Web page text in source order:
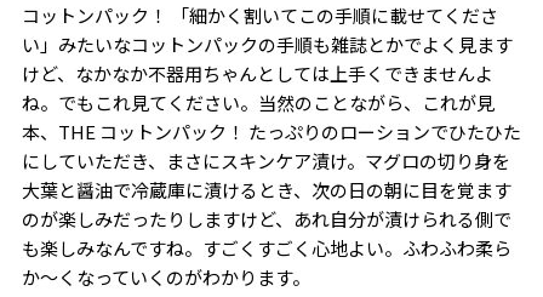
コットンパック！ 「細かく割いてこの手順に載せてくださ
い」みたいなコットンパックの手順も雑誌とかでよく見ます
けど、なかなか不器用ちゃんとしては上手くできませんよ
ね。でもこれ見てください。当然のことながら、これが見
本、THE コットンパック！ たっぷりのローションでひたひた
にしていただき、まさにスキンケア漬け。マグロの切り身を
大葉と醤油で冷蔵庫に漬けるとき、次の日の朝に目を覚ます
のが楽しみだったりしますけど、あれ自分が漬けられる側で
も楽しみなんですね。すごくすごく心地よい。ふわふわ柔ら
か〜くなっていくのがわかります。